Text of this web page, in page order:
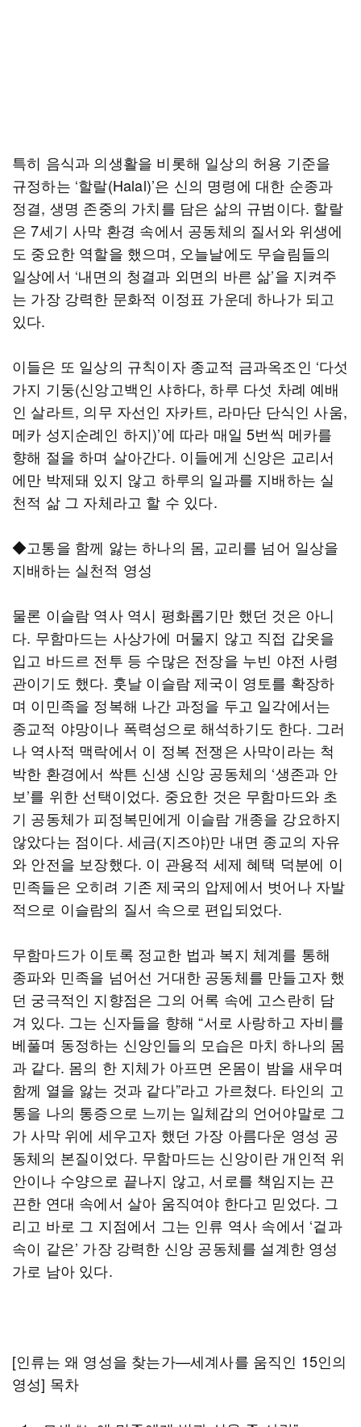
특히 음식과 의생활을 비롯해 일상의 허용 기준을
규정하는 ‘할랄(Halal)’은 신의 명령에 대한 순종과
정결, 생명 존중의 가치를 담은 삶의 규범이다. 할랄
은 7세기 사막 환경 속에서 공동체의 질서와 위생에
도 중요한 역할을 했으며, 오늘날에도 무슬림들의
일상에서 ‘내면의 청결과 외면의 바른 삶’을 지켜주
는 가장 강력한 문화적 이정표 가운데 하나가 되고
있다.
이들은 또 일상의 규칙이자 종교적 금과옥조인 ‘다섯
가지 기둥(신앙고백인 샤하다, 하루 다섯 차례 예배
인 살라트, 의무 자선인 자카트, 라마단 단식인 사움,
메카 성지순례인 하지)’에 따라 매일 5번씩 메카를
향해 절을 하며 살아간다. 이들에게 신앙은 교리서
에만 박제돼 있지 않고 하루의 일과를 지배하는 실
천적 삶 그 자체라고 할 수 있다.
◆고통을 함께 앓는 하나의 몸, 교리를 넘어 일상을
지배하는 실천적 영성
물론 이슬람 역사 역시 평화롭기만 했던 것은 아니
다. 무함마드는 사상가에 머물지 않고 직접 갑옷을
입고 바드르 전투 등 수많은 전장을 누빈 야전 사령
관이기도 했다. 훗날 이슬람 제국이 영토를 확장하
며 이민족을 정복해 나간 과정을 두고 일각에서는
종교적 야망이나 폭력성으로 해석하기도 한다. 그러
나 역사적 맥락에서 이 정복 전쟁은 사막이라는 척
박한 환경에서 싹튼 신생 신앙 공동체의 ‘생존과 안
보’를 위한 선택이었다. 중요한 것은 무함마드와 초
기 공동체가 피정복민에게 이슬람 개종을 강요하지
않았다는 점이다. 세금(지즈야)만 내면 종교의 자유
와 안전을 보장했다. 이 관용적 세제 혜택 덕분에 이
민족들은 오히려 기존 제국의 압제에서 벗어나 자발
적으로 이슬람의 질서 속으로 편입되었다.
무함마드가 이토록 정교한 법과 복지 체계를 통해
종파와 민족을 넘어선 거대한 공동체를 만들고자 했
던 궁극적인 지향점은 그의 어록 속에 고스란히 담
겨 있다. 그는 신자들을 향해 “서로 사랑하고 자비를
베풀며 동정하는 신앙인들의 모습은 마치 하나의 몸
과 같다. 몸의 한 지체가 아프면 온몸이 밤을 새우며
함께 열을 앓는 것과 같다”라고 가르쳤다. 타인의 고
통을 나의 통증으로 느끼는 일체감의 언어야말로 그
가 사막 위에 세우고자 했던 가장 아름다운 영성 공
동체의 본질이었다. 무함마드는 신앙이란 개인적 위
안이나 수양으로 끝나지 않고, 서로를 책임지는 끈
끈한 연대 속에서 살아 움직여야 한다고 믿었다. 그
리고 바로 그 지점에서 그는 인류 역사 속에서 ‘겉과
속이 같은’ 가장 강력한 신앙 공동체를 설계한 영성
가로 남아 있다.
[인류는 왜 영성을 찾는가—세계사를 움직인 15인의
영성] 목차